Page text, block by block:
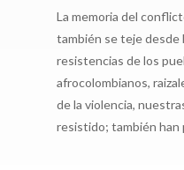
La memoria del
también se teje desde
resistencias de los
afrocolombianos,
de la violencia,
resistido; también han